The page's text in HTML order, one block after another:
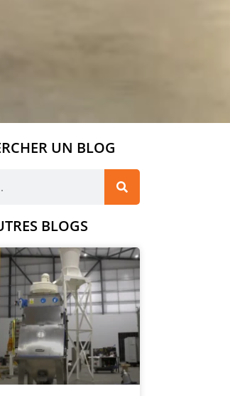
UN BLOG
BLOGS